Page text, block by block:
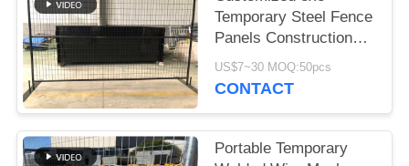
PLAN
DU
SITE
PRIVACY
POLICY
Temporary Steel Fence
Panels Construction
protection
US$7~30 MOQ:50pcs
CONTACT
Portable Temporary